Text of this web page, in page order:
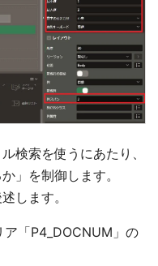
検索を使うにあたり、
」を制御します。
します。
ア「P4_DOCNUM」の